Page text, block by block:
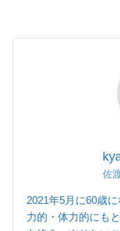
佐
2021年5月に60歳
力的・体力的にも